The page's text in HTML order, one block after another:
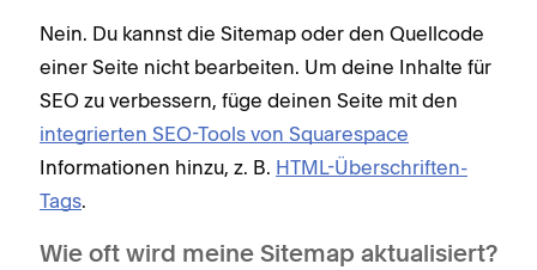
Nein. Du kannst die Sitemap oder den Quellcode
einer Seite nicht bearbeiten. Um deine Inhalte für
SEO zu verbessern, füge deinen Seite mit den
integrierten SEO-Tools von Squarespace
Informationen hinzu, z. B. HTML-Überschriften-
Tags.
Wie oft wird meine Sitemap aktualisiert?